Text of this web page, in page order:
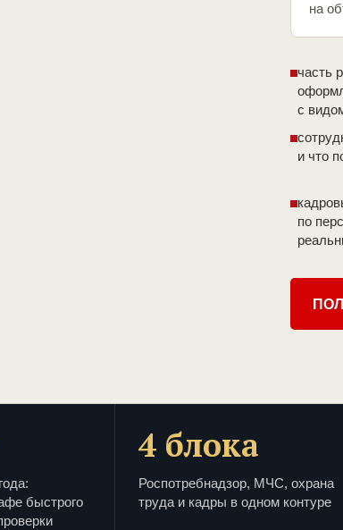
на
часть
с
и что
по
быстрого
4 блока
Роспотребнадзор, МЧС, охрана
труда и кадры в одном контуре